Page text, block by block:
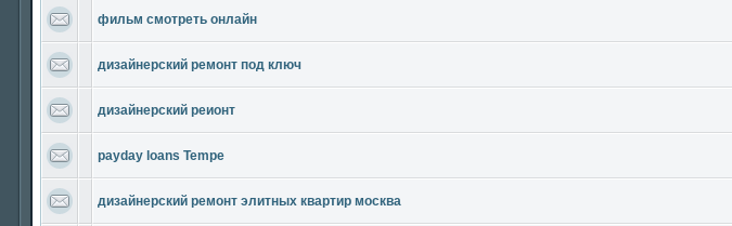
фильм смотреть онлайн
дизайнерский ремонт под ключ
дизайнерский реионт
payday loans Tempe
дизайнерский ремонт элитных квартир москва